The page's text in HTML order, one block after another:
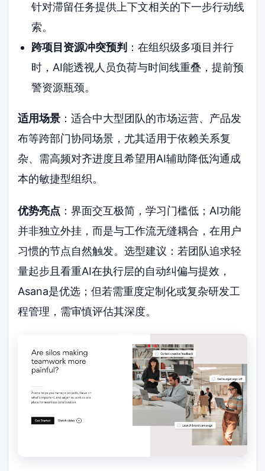
针对滞留任务提供上下文相关的下一步行动线
索。
跨项目资源冲突预判 ：在组织级多项目并行
时，AI能透视人员负荷与时间线重叠，提前预
警资源瓶颈。
适用场景 ：适合中大型团队的市场运营、产品发
布等跨部门协同场景，尤其适用于依赖关系复
杂、需高频对齐进度且希望用AI辅助降低沟通成
本的敏捷型组织。
优势亮点 ：界面交互极简，学习门槛低；AI功能
并非独立外挂，而是与工作流无缝耦合，在用户
习惯的节点自然触发。选型建议：若团队追求轻
量起步且看重AI在执行层的自动纠偏与提效，
Asana是优选；但若需重度定制化或复杂研发工
程管理，需审慎评估其深度。